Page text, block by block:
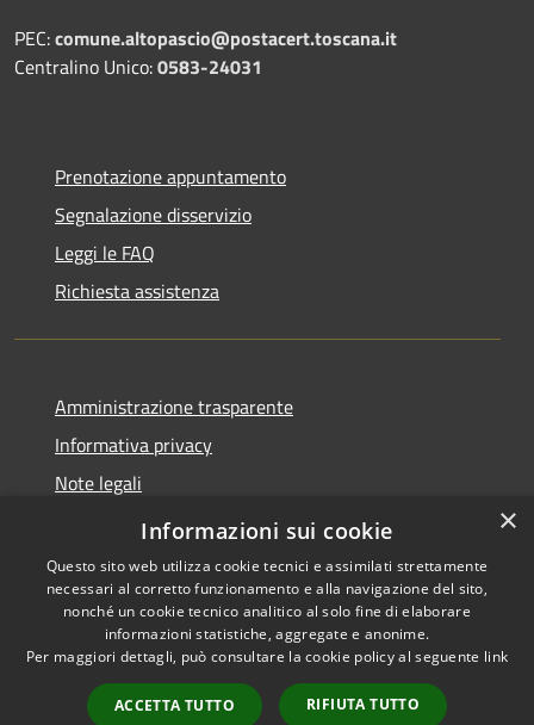
PEC:comune.altopascio@postacert.toscana.it
Centralino Unico:0583-24031
Prenotazione appuntamento
Segnalazione disservizio
Leggi le FAQ
Richiesta assistenza
Amministrazione trasparente
Informativa privacy
Note legali
Dichiarazione di accessibilità
Accessibilità
Copyright © 2026 • Comune di
Altopascio • Powered by
Municipium•
Accesso
×
Informazioni sui cookie
Questo sito web utilizza cookie tecnici e assimilati strettamente
necessari al corretto funzionamento e alla navigazione del sito,
nonché un cookie tecnico analitico al solo fine di elaborare
informazioni statistiche, aggregate e anonime.
Per maggiori dettagli, può consultare la cookie policy al seguente link
ACCETTA TUTTO RIFIUTA TUTTO